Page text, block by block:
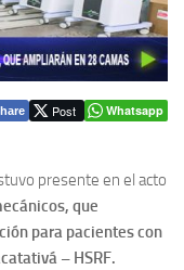
Post Whatsapp
presente en el acto
que
para pacientes con
– HSRF.